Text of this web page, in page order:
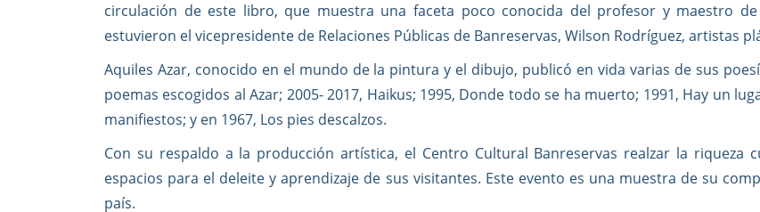
circulación de este libro, que muestra una faceta poco conocida del profesor y maestro
estuvieron el vicepresidente de Relaciones Públicas de Banreservas, Wilson Rodríguez, artistas
Aquiles Azar, conocido en el mundo de la pintura y el dibujo, publicó en vida varias de sus
poemas escogidos al Azar; 2005- 2017, Haikus; 1995, Donde todo se ha muerto; 1991, Hay un
manifiestos; y en 1967, Los pies descalzos.
Con su respaldo a la producción artística, el Centro Cultural Banreservas realzar la riqueza
espacios para el deleite y aprendizaje de sus visitantes. Este evento es una muestra de su
país.